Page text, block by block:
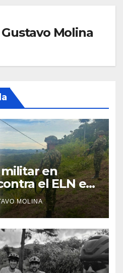
Gustavo Molina
en
el ELN en
MOLINA